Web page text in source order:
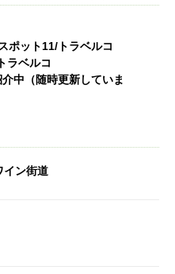
ポット11/トラベルコ
ラベルコ
中（随時更新していま
イン街道